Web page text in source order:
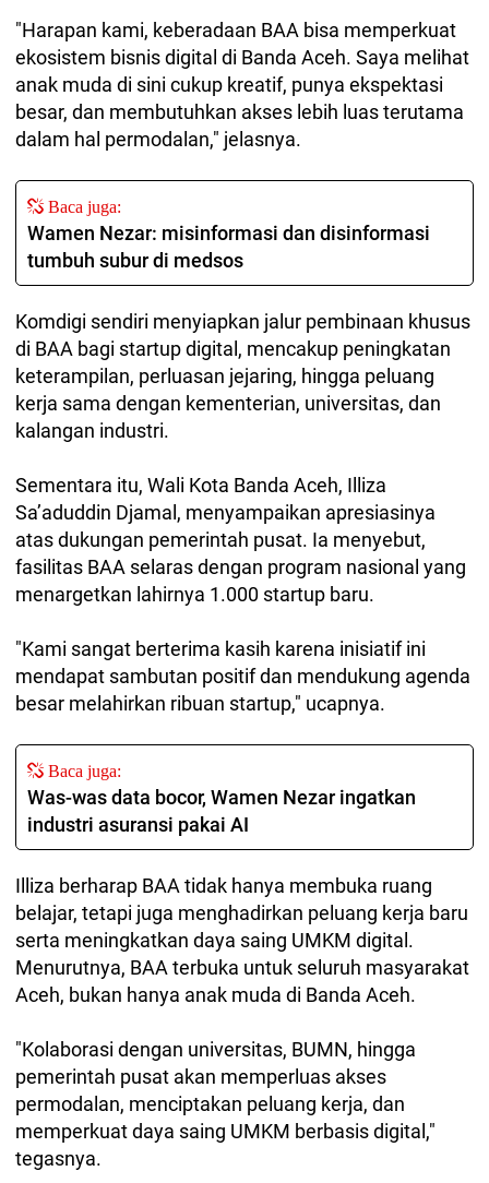
"Harapan kami, keberadaan BAA bisa memperkuat
ekosistem bisnis digital di Banda Aceh. Saya melihat
anak muda di sini cukup kreatif, punya ekspektasi
besar, dan membutuhkan akses lebih luas terutama
dalam hal permodalan," jelasnya.
Baca juga:
Wamen Nezar: misinformasi dan disinformasi
tumbuh subur di medsos
Komdigi sendiri menyiapkan jalur pembinaan khusus
di BAA bagi startup digital, mencakup peningkatan
keterampilan, perluasan jejaring, hingga peluang
kerja sama dengan kementerian, universitas, dan
kalangan industri.
Sementara itu, Wali Kota Banda Aceh, Illiza
Sa’aduddin Djamal, menyampaikan apresiasinya
atas dukungan pemerintah pusat. Ia menyebut,
fasilitas BAA selaras dengan program nasional yang
menargetkan lahirnya 1.000 startup baru.
"Kami sangat berterima kasih karena inisiatif ini
mendapat sambutan positif dan mendukung agenda
besar melahirkan ribuan startup," ucapnya.
Baca juga:
Was-was data bocor, Wamen Nezar ingatkan
industri asuransi pakai AI
Illiza berharap BAA tidak hanya membuka ruang
belajar, tetapi juga menghadirkan peluang kerja baru
serta meningkatkan daya saing UMKM digital.
Menurutnya, BAA terbuka untuk seluruh masyarakat
Aceh, bukan hanya anak muda di Banda Aceh.
"Kolaborasi dengan universitas, BUMN, hingga
pemerintah pusat akan memperluas akses
permodalan, menciptakan peluang kerja, dan
memperkuat daya saing UMKM berbasis digital,"
tegasnya.